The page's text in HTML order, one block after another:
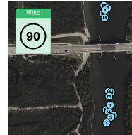
Wind
90